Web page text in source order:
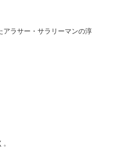
アラサー・サラリーマンの淳